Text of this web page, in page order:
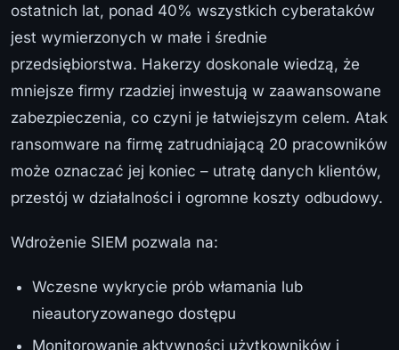
ostatnich lat, ponad 40% wszystkich cyberataków
jest wymierzonych w małe i średnie
przedsiębiorstwa. Hakerzy doskonale wiedzą, że
mniejsze firmy rzadziej inwestują w zaawansowane
zabezpieczenia, co czyni je łatwiejszym celem. Atak
ransomware na firmę zatrudniającą 20 pracowników
może oznaczać jej koniec – utratę danych klientów,
przestój w działalności i ogromne koszty odbudowy.
Wdrożenie SIEM pozwala na:
Wczesne wykrycie prób włamania lub
nieautoryzowanego dostępu
Monitorowanie aktywności użytkowników i